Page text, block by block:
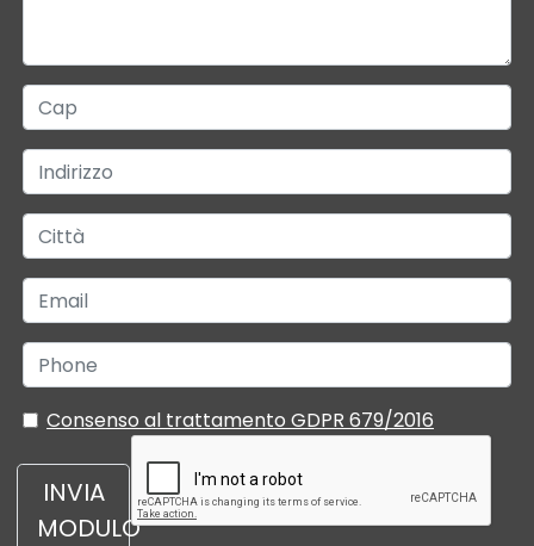
Consenso al trattamento GDPR 679/2016
INVIA
MODULO